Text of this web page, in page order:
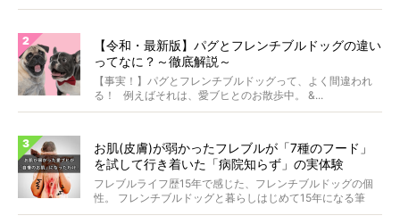
【令和・最新版】パグとフレンチブルドッグの違い
ってなに？～徹底解説～
【事実！】パグとフレンチブルドッグって、よく間違われ
る！ 例えばそれは、愛ブヒとのお散歩中。 &...
お肌(皮膚)が弱かったフレブルが「7種のフード」
を試して行き着いた「病院知らず」の実体験
フレブルライフ歴15年で感じた、フレンチブルドッグの個
性。 フレンチブルドッグと暮らしはじめて15年になる筆
者...